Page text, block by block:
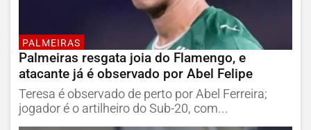
PALMEIRAS
Palmeiras resgata joia do Flamengo, e
atacante já é observado por Abel Felipe
Teresa é observado de perto por Abel Ferreira;
jogador é o artilheiro do Sub-20, com...